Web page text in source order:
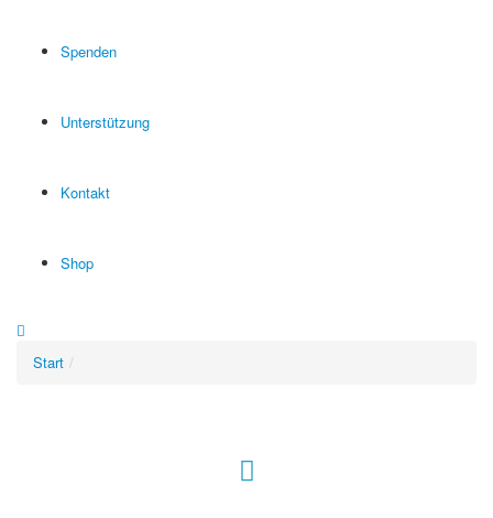
Spenden
Unterstützung
Kontakt
Shop
Start